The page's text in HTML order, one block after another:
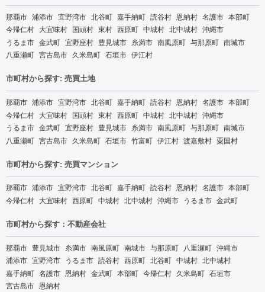
那覇市 浦添市 宜野湾市 北谷町 嘉手納町 読谷村 恩納村 名護市 本部町
今帰仁村 大宜味村 国頭村 東村 西原町 中城村 北中城村 沖縄市
うるま市 金武町 宜野座村 豊見城市 糸満市 南風原町 与那原町 南城市
八重瀬町 宮古島市 久米島町 石垣市 伊江村
市町村から探す: 売買土地
那覇市 浦添市 宜野湾市 北谷町 嘉手納町 読谷村 恩納村 名護市 本部町
今帰仁村 大宜味村 国頭村 東村 西原町 中城村 北中城村 沖縄市
うるま市 金武町 宜野座村 豊見城市 糸満市 南風原町 与那原町 南城市
八重瀬町 宮古島市 久米島町 石垣市 竹富町 伊江村 渡嘉敷村 粟国村
市町村から探す: 売買マンション
那覇市 浦添市 宜野湾市 北谷町 嘉手納町 読谷村 恩納村 名護市 本部町
今帰仁村 大宜味村 西原町 中城村 北中城村 沖縄市 うるま市 金武町
市町村から探す：不動産会社
那覇市 豊見城市 糸満市 南風原町 南城市 与那原町 八重瀬町 沖縄市
浦添市 宜野湾市 うるま市 読谷村 西原町 北谷町 中城村 北中城村
嘉手納町 名護市 恩納村 金武町 本部町 今帰仁村 久米島町 石垣市
宮古島市 恩納村